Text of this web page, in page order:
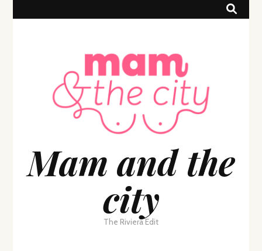
Mam and the
city
The Riviera Edit